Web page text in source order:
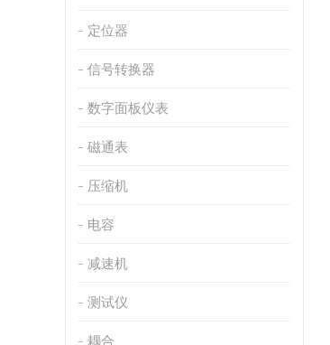
定位器
信号转换器
数字面板仪表
磁通表
压缩机
电容
减速机
测试仪
耦合